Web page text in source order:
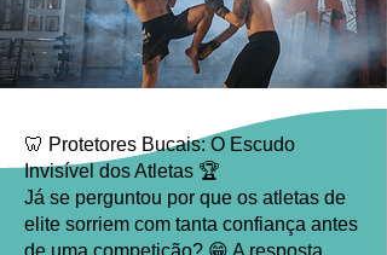
🦷 Protetores Bucais: O Escudo
Invisível dos Atletas 🏆
Já se perguntou por que os atletas de
elite sorriem com tanta confiança antes
de uma competição? 😁 A resposta